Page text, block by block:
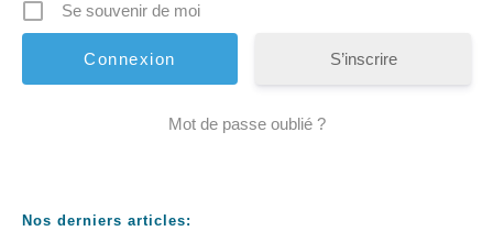
Se souvenir de moi
S’inscrire
Mot de passe oublié ?
Nos derniers articles: